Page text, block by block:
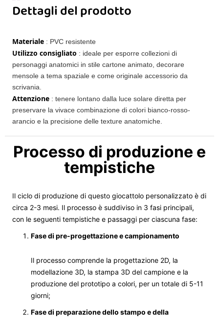
Dettagli del prodotto
Materiale : PVC resistente
Utilizzo consigliato : ideale per esporre collezioni di
personaggi anatomici in stile cartone animato, decorare
mensole a tema spaziale e come originale accessorio da
scrivania.
Attenzione : tenere lontano dalla luce solare diretta per
preservare la vivace combinazione di colori bianco-rosso-
arancio e la precisione delle texture anatomiche.
Processo di produzione e
tempistiche
Il ciclo di produzione di questo giocattolo personalizzato è di
circa 2-3 mesi. Il processo è suddiviso in 3 fasi principali,
con le seguenti tempistiche e passaggi per ciascuna fase:
Fase di pre-progettazione e campionamento
Il processo comprende la progettazione 2D, la
modellazione 3D, la stampa 3D del campione e la
produzione del prototipo a colori, per un totale di 5-11
giorni;
Fase di preparazione dello stampo e della